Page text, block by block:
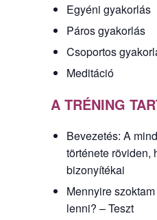
Egyéni gyakorlás
Páros gyakorlás
Csoportos
Meditáció
A TRÉNING
Bevezetés: A
története röviden,
bizonyítékai
Mennyire
lenni? – Teszt